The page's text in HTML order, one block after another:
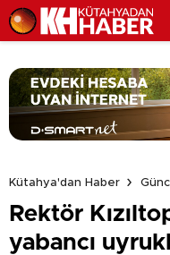
Kütahya'dan Haber
Rektör
yabancı